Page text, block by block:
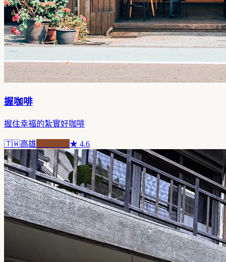
握咖啡
握住幸福的紮實好咖啡
🇹🇼高雄 ★ 4.6